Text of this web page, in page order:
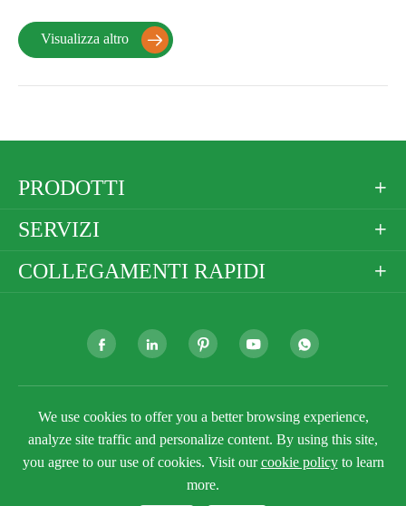
Visualizza altro 
PRODOTTI 
SERVIZI 
COLLEGAMENTI RAPIDI 
    
Copyright ©Golden Paper Company LimitedTutti i
diritti riservati.
Sitemap
Politica sulla Privacy

We use cookies to offer you a better browsing experience,
analyze site traffic and personalize content. By using this site,
you agree to our use of cookies. Visit ourcookie policyto learn
more.